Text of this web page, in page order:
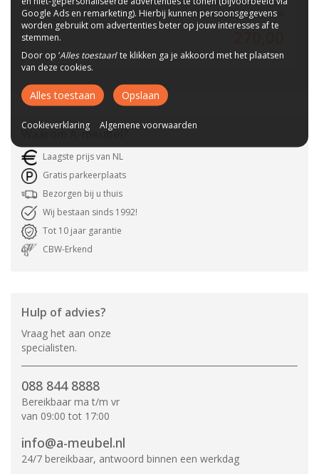
GROENVELD HOCKER
WaaromA-meubel?
Laagste prijs van NL
Gratis parkeerplaats
Bezorgen bij u thuis
Wij bestaan sinds 1992!
Tot 10 jaar garantie
CBW-Erkend
Hulp of advies?
Vraag het aan onze
specialisten.
088 844 8888
Bereikbaar ma t/m vr
van 09:00 tot 17:00
info@a-meubel.nl
24/7 bereikbaar, antwoord binnen een werkdag
Google Ads en remarketing). Hierbij kunnen persoonsgegevens
worden gebruikt om advertenties beter op jouw interesses af te
stemmen.
Door op ‘Alles toestaan’ te klikken ga je akkoord met het plaatsen
van deze cookies.
Alles toestaan Opslaan
Cookieverklaring Algemene voorwaarden